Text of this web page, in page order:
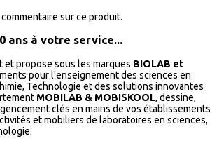
sur ce produit.
ans à votre service...
et propose sous les marques BIOLAB et
pour l'enseignement des sciences en
Technologie et des solutions innovantes
MOBILAB & MOBISKOOL, dessine,
clés en mains de vos établissements
et mobiliers de laboratoires en sciences,